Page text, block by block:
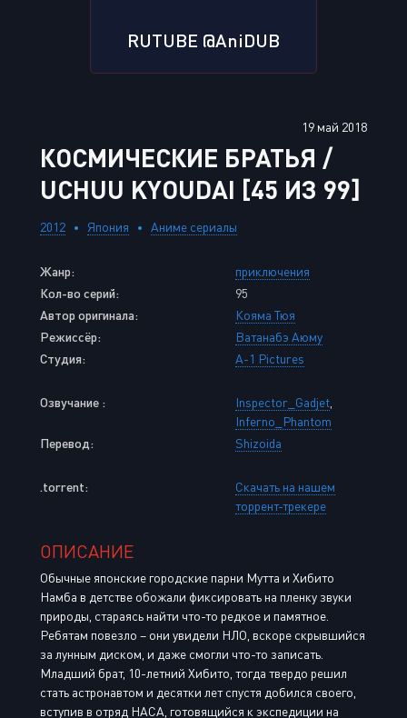
RUTUBE @AniDUB
19 май 2018
КОСМИЧЕСКИЕ БРАТЬЯ /
UCHUU KYOUDAI [45 ИЗ 99]
2012 Япония Аниме сериалы
Жанр:
приключения
Кол-во серий:
95
Автор оригинала:
Кояма Тюя
Режиссёр:
Ватанабэ Аюму
Студия:
A-1 Pictures
Озвучание : Inspector_Gadjet
Inferno_Phantom
Перевод:
Shizoida
.torrent:
Скачать на нашем
торрент-трекере
ОПИСАНИЕ
Обычные японские городские парни Мутта и Хибито
Намба в детстве обожали фиксировать на пленку звуки
природы, стараясь найти что-то редкое и памятное.
Ребятам повезло – они увидели НЛО, вскоре скрывшийся
за лунным диском, и даже смогли что-то записать.
Младший брат, 10-летний Хибито, тогда твердо решил
стать астронавтом и десятки лет спустя добился своего,
вступив в отряд НАСА, готовящийся к экспедиции на